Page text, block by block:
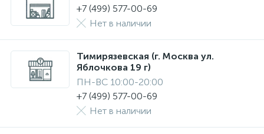
+7 (499) 577-00-69
Нет в наличии
Тимирязевская (г. Москва ул.
Яблочкова 19 г)
ПН-ВС 10:00-20:00
+7 (499) 577-00-69
Нет в наличии